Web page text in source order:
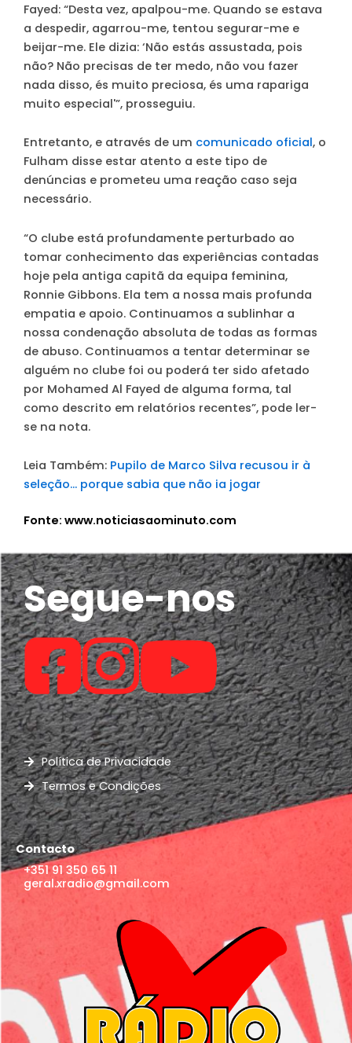
Fayed: “Desta vez, apalpou-me. Quando se estava
a despedir, agarrou-me, tentou segurar-me e
beijar-me. Ele dizia: ‘Não estás assustada, pois
não? Não precisas de ter medo, não vou fazer
nada disso, és muito preciosa, és uma rapariga
muito especial'”, prosseguiu.
Entretanto, e através de um comunicado oficial, o
Fulham disse estar atento a este tipo de
denúncias e prometeu uma reação caso seja
necessário.
“O clube está profundamente perturbado ao
tomar conhecimento das experiências contadas
hoje pela antiga capitã da equipa feminina,
Ronnie Gibbons. Ela tem a nossa mais profunda
empatia e apoio. Continuamos a sublinhar a
nossa condenação absoluta de todas as formas
de abuso. Continuamos a tentar determinar se
alguém no clube foi ou poderá ter sido afetado
por Mohamed Al Fayed de alguma forma, tal
como descrito em relatórios recentes”, pode ler-
se na nota.
Leia Também: Pupilo de Marco Silva recusou ir à
seleção… porque sabia que não ia jogar
Fonte: www.noticiasaominuto.com
Segue-nos
Política de Privacidade
Termos e Condições
Contacto
+351 91 350 65 11
geral.xradio@gmail.com